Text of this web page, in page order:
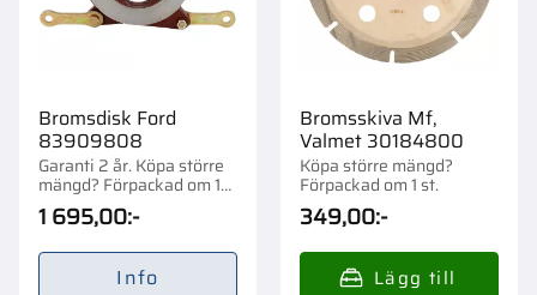
Bromsdisk Ford
83909808
Garanti 2 år. Köpa större
mängd? Förpackad om 1
st.
1 695,00:-
Info
Bromsskiva Mf,
Valmet 30184800
Köpa större mängd?
Förpackad om 1 st.
349,00:-